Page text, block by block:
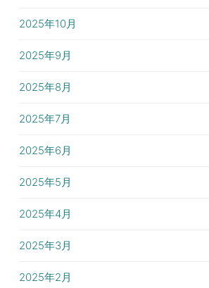
2025年10月
2025年9月
2025年8月
2025年7月
2025年6月
2025年5月
2025年4月
2025年3月
2025年2月